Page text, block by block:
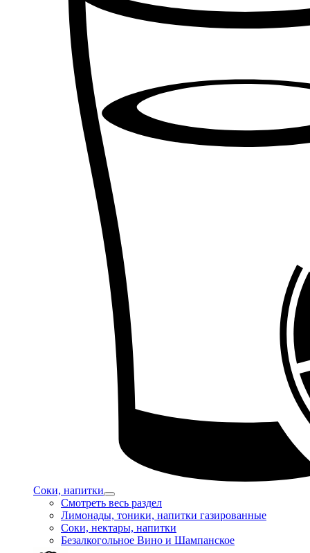
Соки, напитки
Смотреть весь раздел
Лимонады, тоники, напитки газированные
Соки, нектары, напитки
Безалкогольное Вино и Шампанское